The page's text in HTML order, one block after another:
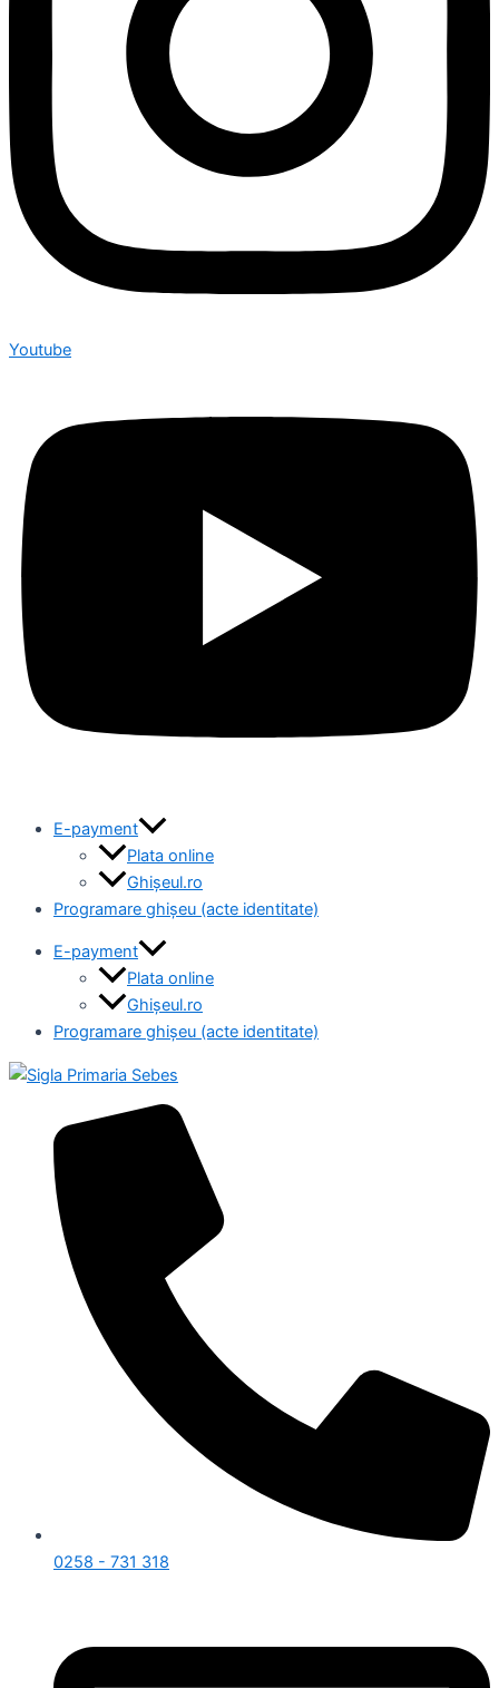
Youtube
E-payment
Plata online
Ghișeul.ro
Programare ghișeu (acte identitate)
E-payment
Plata online
Ghișeul.ro
Programare ghișeu (acte identitate)
0258 - 731 318